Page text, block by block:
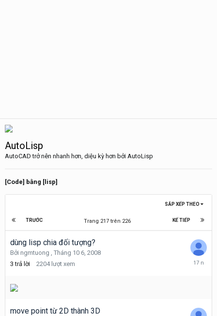
AutoLisp
AutoCAD trở nên nhanh hơn, diệu kỳ hơn bởi AutoLisp
[Code] bằng [lisp]
SẮP XẾP THEO
TRƯỚC KẾ TIẾP
Trang 217 trên 226
dùng lisp chia đối tượng?
Bởi ngmtuong , Tháng 10 6, 2008
3 trả lời 2204 lượt xem
Tháng
move point từ 2D thành 3D